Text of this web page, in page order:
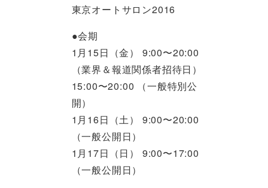
東京オートサロン2016
●会期
1月15日（金） 9:00〜20:00
（業界＆報道関係者招待日）
15:00〜20:00 （一般特別公
開）
1月16日（土） 9:00〜20:00
（一般公開日）
1月17日（日） 9:00〜17:00
（一般公開日）